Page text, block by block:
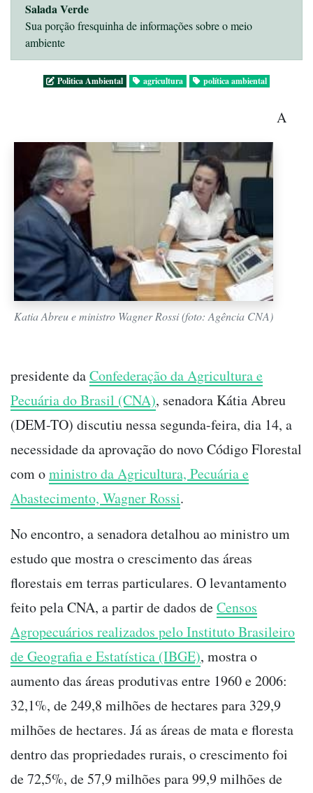
Salada Verde
Sua porção fresquinha de informações sobre o meio
ambiente
Politica Ambiental agricultura política ambiental
Katia Abreu e ministro Wagner Rossi (foto: Agência CNA)
A
presidente daConfederação da Agricultura e
Pecuária do Brasil (CNA), senadora Kátia Abreu
(DEM-TO) discutiu nessa segunda-feira, dia 14, a
necessidade da aprovação do novo Código Florestal
com oministro da Agricultura, Pecuária e
Abastecimento, Wagner Rossi.
No encontro, a senadora detalhou ao ministro um
estudo que mostra o crescimento das áreas
florestais em terras particulares. O levantamento
feito pela CNA, a partir de dados deCensos
Agropecuários realizados pelo Instituto Brasileiro
de Geografia e Estatística (IBGE), mostra o
aumento das áreas produtivas entre 1960 e 2006:
32,1%, de 249,8 milhões de hectares para 329,9
milhões de hectares. Já as áreas de mata e floresta
dentro das propriedades rurais, o crescimento foi
de 72,5%, de 57,9 milhões para 99,9 milhões de